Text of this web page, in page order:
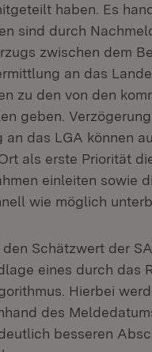
haben. Es
sind durch
zwischen dem
an das
zu den von den
geben.
das LGA können
als erste Priorität
einleiten sowie
wie möglich
Schätzwert der
eines durch das
Hierbei
des
besseren